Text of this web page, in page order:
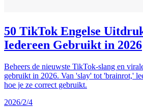
50 TikTok Engelse
Iedereen Gebruikt in 2026
Beheers de nieuwste TikTok-slang en
gebruikt in 2026. Van 'slay' tot 'brainrot,'
hoe je ze correct gebruikt.
2026/2/4